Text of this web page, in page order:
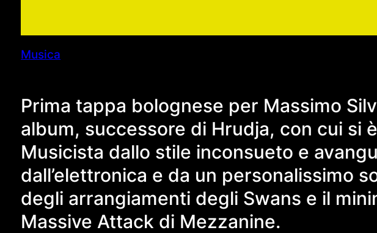
Musica
Prima tappa bolognese per Massimo
album, successore di Hrudja, con cui si
Musicista dallo stile inconsueto e
dall’elettronica e da un personalissimo
degli arrangiamenti degli Swans e il
Massive Attack di Mezzanine.